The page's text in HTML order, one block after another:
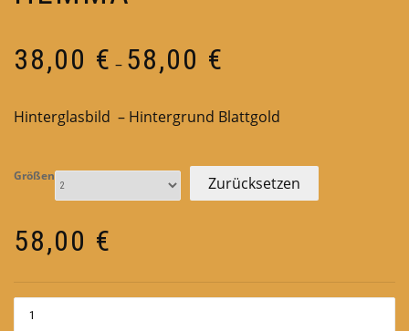
38,00 € – 58,00 €
58,00 €
Hinterglasbild – Hintergrund Blattgold
Größen Zurücksetzen
58,00 €